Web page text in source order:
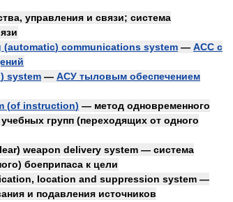
, управления и связи; система
(automatic) communications system — АСС с
) system — АСУ тыловым обеспечением
(of instruction) — метод одновременного
учебных групп (переходящих от одного
) weapon delivery system — система
) боеприпаса к цели
, location and suppression system —
и подавления источников